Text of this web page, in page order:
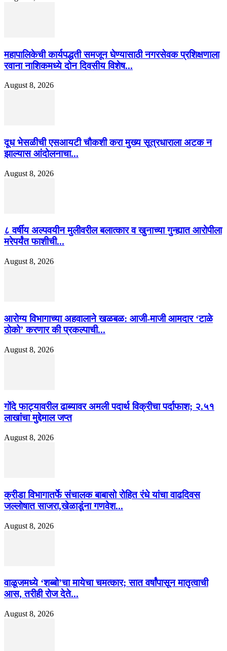
महापालिकेची कार्यपद्धती समजून घेण्यासाठी नगरसेवक प्रशिक्षणाला
रवाना नाशिकमध्ये दोन दिवसीय विशेष...
August 8, 2026
दूध भेसळीची एसआयटी चौकशी करा मुख्य सूत्रधाराला अटक न
झाल्यास आंदोलनाचा...
August 8, 2026
८ वर्षीय अल्पवयीन मुलीवरील बलात्कार व खुनाच्या गुन्ह्यात आरोपीला
मरेपर्यंत फाशीची...
August 8, 2026
आरोग्य विभागाच्या अहवालाने खळबळ: आजी-माजी आमदार ‘टाळे
ठोको’ करणार की प्रकल्पाची...
August 8, 2026
गोंदे फाट्यावरील ढाब्यावर अमली पदार्थ विक्रीचा पर्दाफाश; २.५१
लाखांचा मुद्देमाल जप्त
August 8, 2026
क्रीडा विभागातर्फे संचालक बाबासो रोहित रंधे यांचा वाढदिवस
जल्लोषात साजरा,खेळाडूंना गणवेश...
August 8, 2026
वाळूजमध्ये ‘शब्बो’चा मायेचा चमत्कार; सात वर्षांपासून मातृत्वाची
आस, तरीही रोज देते...
August 8, 2026